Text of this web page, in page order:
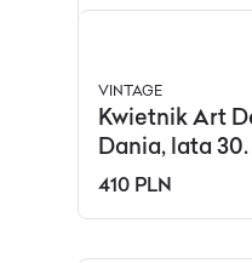
VINTAGE
Kwietnik Art
Dania, lata 30.
410 PLN